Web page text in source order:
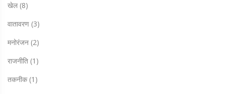
खेल (8)
वातावरण (3)
मनोरंजन (2)
राजनीति (1)
तकनीक (1)